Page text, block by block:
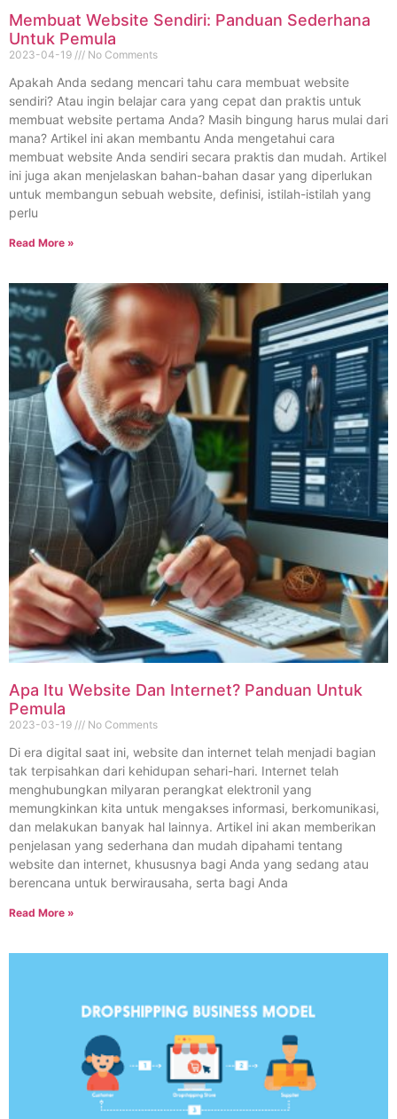
Membuat Website Sendiri: Panduan Sederhana
Untuk Pemula
2023-04-19 No Comments
Apakah Anda sedang mencari tahu cara membuat website
sendiri? Atau ingin belajar cara yang cepat dan praktis untuk
membuat website pertama Anda? Masih bingung harus mulai dari
mana? Artikel ini akan membantu Anda mengetahui cara
membuat website Anda sendiri secara praktis dan mudah. Artikel
ini juga akan menjelaskan bahan-bahan dasar yang diperlukan
untuk membangun sebuah website, definisi, istilah-istilah yang
perlu
Read More »
Apa Itu Website Dan Internet? Panduan Untuk
Pemula
2023-03-19 No Comments
Di era digital saat ini, website dan internet telah menjadi bagian
tak terpisahkan dari kehidupan sehari-hari. Internet telah
menghubungkan milyaran perangkat elektronil yang
memungkinkan kita untuk mengakses informasi, berkomunikasi,
dan melakukan banyak hal lainnya. Artikel ini akan memberikan
penjelasan yang sederhana dan mudah dipahami tentang
website dan internet, khususnya bagi Anda yang sedang atau
berencana untuk berwirausaha, serta bagi Anda
Read More »